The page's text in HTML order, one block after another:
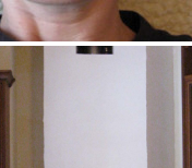
Малахово